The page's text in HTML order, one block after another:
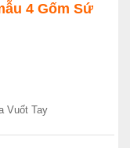
4 Gốm Sứ
Vuốt Tay